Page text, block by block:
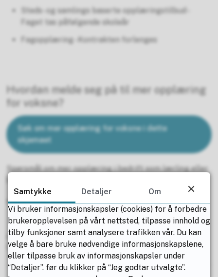
Steds- og samlings baserte opplæringstilbud -
Faget tas påfølgende skoleår
Fagopplæring - Kontrakten forlenges
Hvordan melde seg på til mer opplæring
for voksne?
Søk om mer opplæring for voksne i dette
skjemaet
Spørsmål om mer opplæring i bedrift som lærling eller
Kontaktfagopplaring@nfk.no
Publisert av Siv Tone Slettbakk Publisert 23.06.2025 09.29
Sist endret 18.02.2026 08.04
Samtykke Detaljer
Om
Vi bruker informasjonskapsler (cookies) for å forbedre
brukeropplevelsen på vårt nettsted, tilpasse innhold og
tilby funksjoner samt analysere trafikken vår. Du kan
velge å bare bruke nødvendige informasjonskapslene,
eller tilpasse bruk av informasjonskapsler under
“Detaljer”. før du klikker på “Jeg godtar utvalgte”.